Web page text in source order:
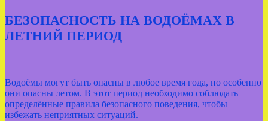
БЕЗОПАСНОСТЬ НА ВОДОЁМАХ В
ЛЕТНИЙ ПЕРИОД
Водоёмы могут быть опасны в любое время года, но особенно
они опасны летом. В этот период необходимо соблюдать
определённые правила безопасного поведения, чтобы
избежать неприятных ситуаций.